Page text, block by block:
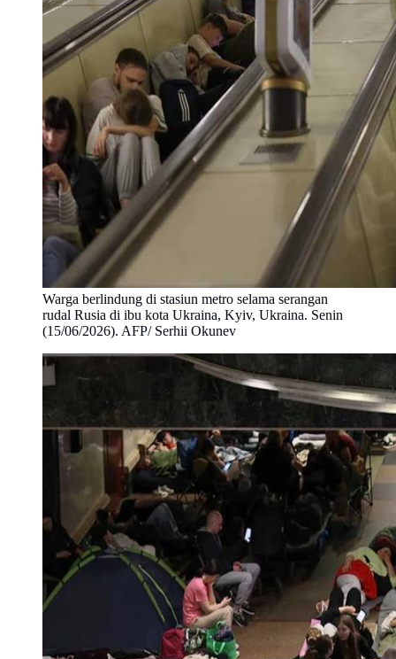
Warga berlindung di stasiun metro selama serangan
rudal Rusia di ibu kota Ukraina, Kyiv, Ukraina. Senin
(15/06/2026). AFP/ Serhii Okunev